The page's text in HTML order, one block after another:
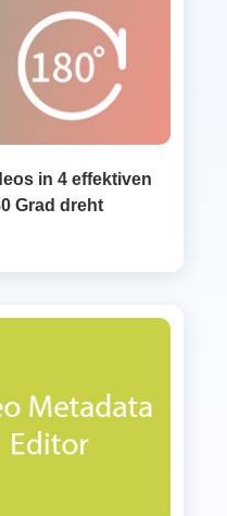
in 4 effektiven
Grad dreht